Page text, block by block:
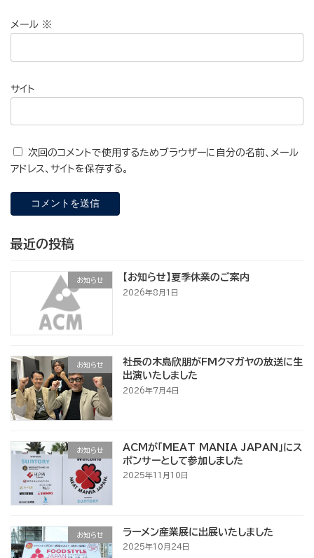
メール ※
サイト
次回のコメントで使用するためブラウザーに自分の名前、メール
アドレス、サイトを保存する。
最近の投稿
お知らせ 【お知らせ】夏季休業のご案内
2026年8月1日
お知らせ
社長の木島欣朋がFMクマガヤの放送に生
出演いたしました
2026年7月4日
お知らせ
ACMが「MEAT MANIA JAPAN」にス
ポンサーとして参加しました
2025年11月10日
お知らせ ラーメン産業展に出展いたしました
2025年10月24日